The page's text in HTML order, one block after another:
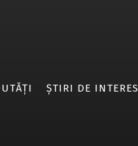
ȘTIRI DE INTERES